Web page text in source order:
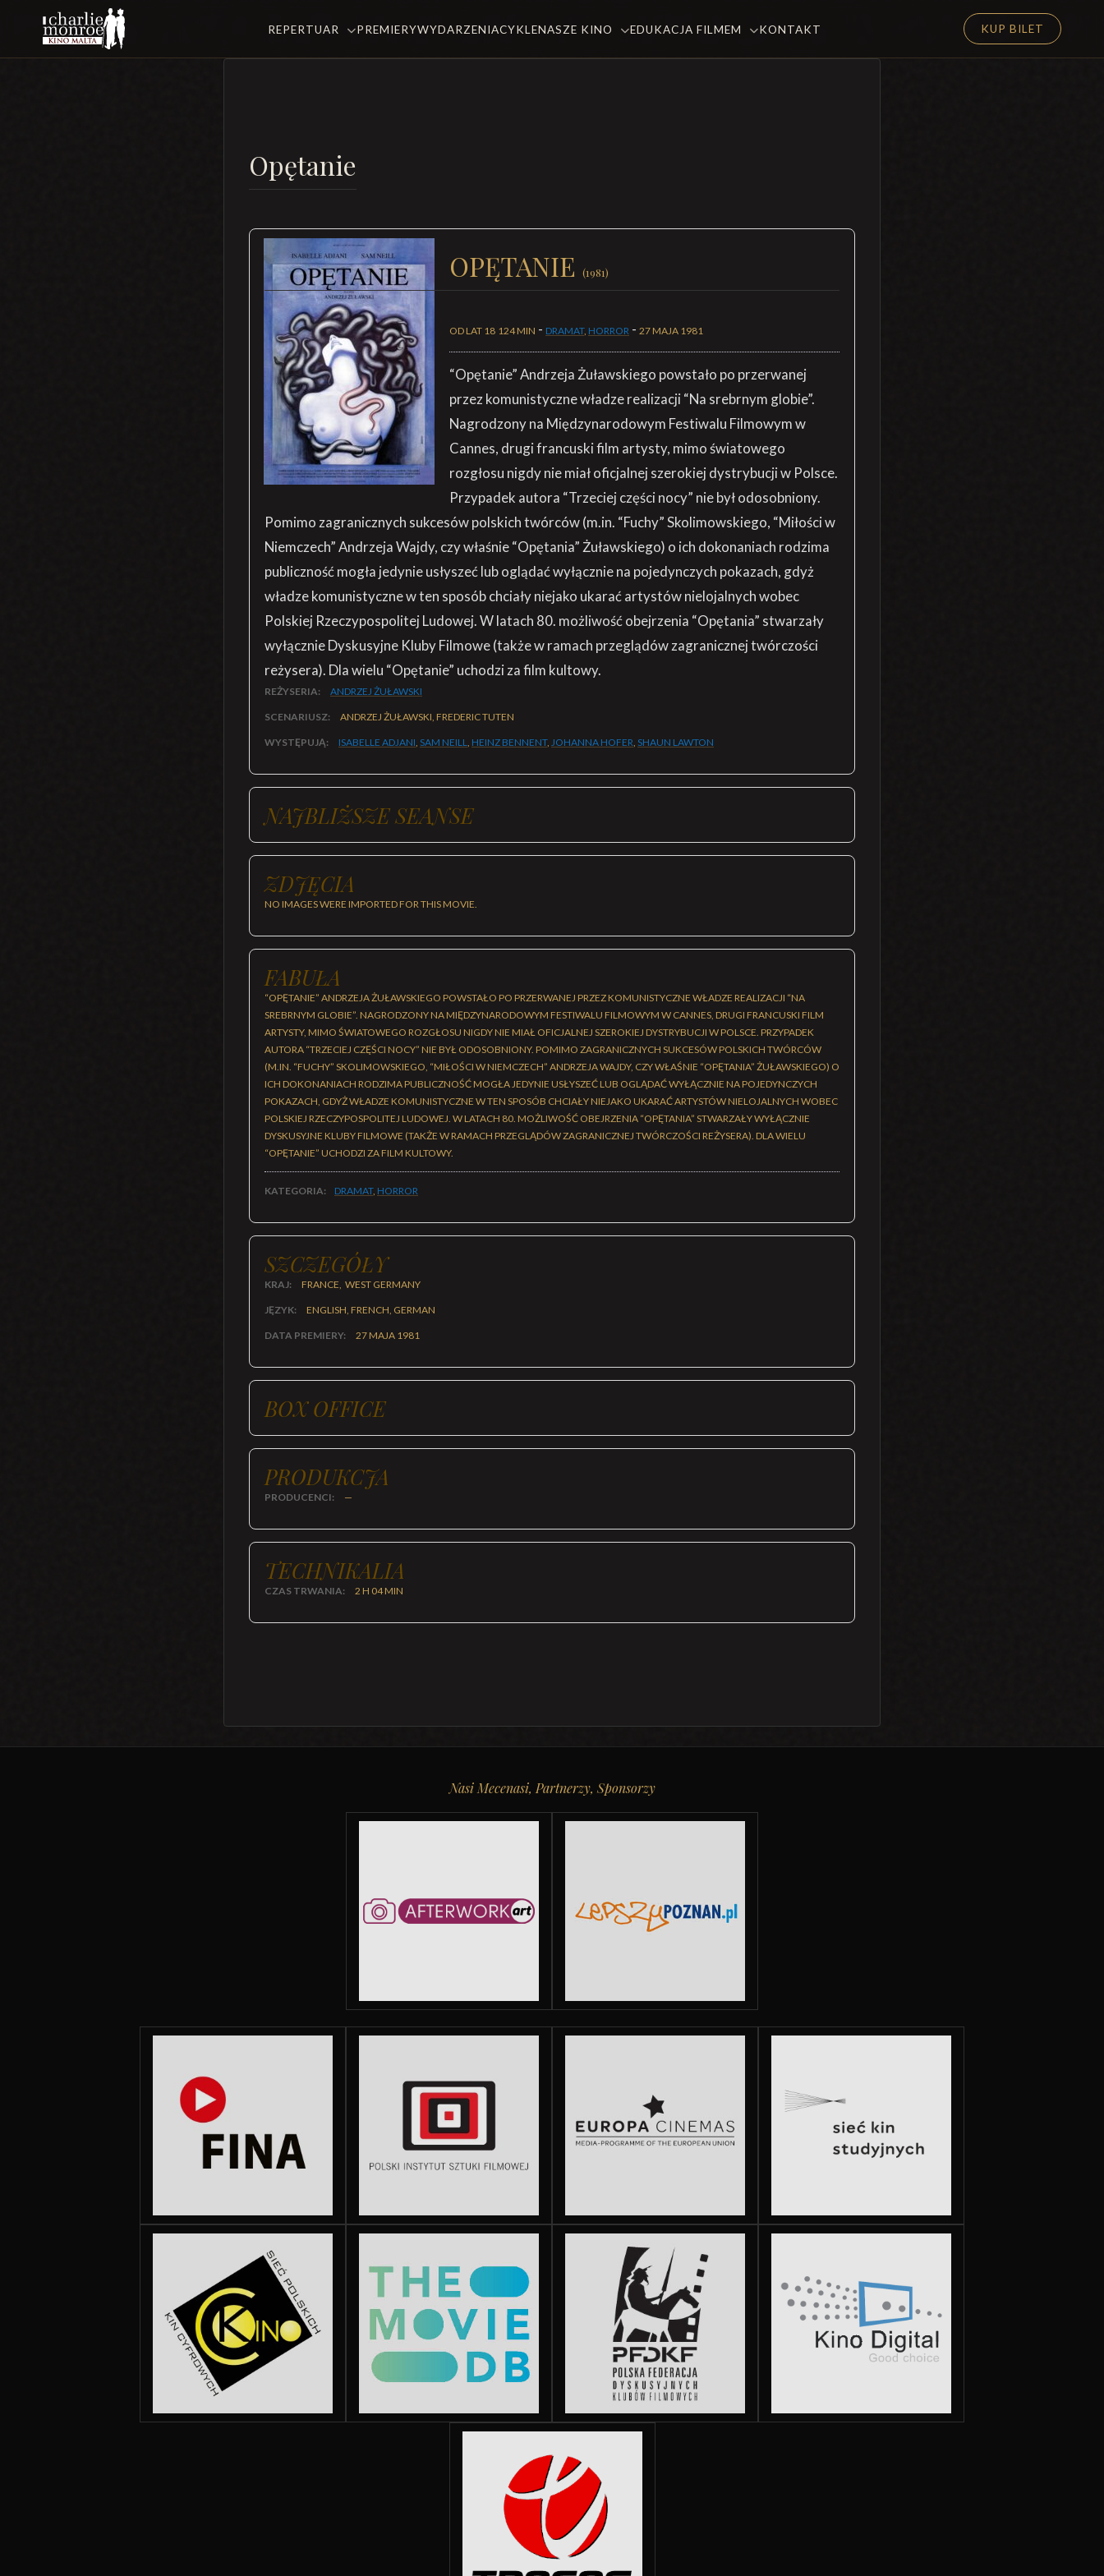
REPERTUAR PREMIERYWYDARZENIACYKLENASZE KINO EDUKACJA FILMEM KONTAKT KUP BILET
Opętanie
OPĘTANIE (1981)
OD LAT 18 124 MIN - DRAMAT, HORROR - 27 MAJA 1981
“Opętanie” Andrzeja Żuławskiego powstało po przerwanej
przez komunistyczne władze realizacji “Na srebrnym globie”.
Nagrodzony na Międzynarodowym Festiwalu Filmowym w
Cannes, drugi francuski film artysty, mimo światowego
rozgłosu nigdy nie miał oficjalnej szerokiej dystrybucji w Polsce.
Przypadek autora “Trzeciej części nocy” nie był odosobniony.
Pomimo zagranicznych sukcesów polskich twórców (m.in. “Fuchy” Skolimowskiego, “Miłości w
Niemczech” Andrzeja Wajdy, czy właśnie “Opętania” Żuławskiego) o ich dokonaniach rodzima
publiczność mogła jedynie usłyszeć lub oglądać wyłącznie na pojedynczych pokazach, gdyż
władze komunistyczne w ten sposób chciały niejako ukarać artystów nielojalnych wobec
Polskiej Rzeczypospolitej Ludowej. W latach 80. możliwość obejrzenia “Opętania” stwarzały
wyłącznie Dyskusyjne Kluby Filmowe (także w ramach przeglądów zagranicznej twórczości
reżysera). Dla wielu “Opętanie” uchodzi za film kultowy.
REŻYSERIA: ANDRZEJ ŻUŁAWSKI
SCENARIUSZ: ANDRZEJ ŻUŁAWSKI, FREDERIC TUTEN
WYSTĘPUJĄ: ISABELLE ADJANI, SAM NEILL, HEINZ BENNENT, JOHANNA HOFER, SHAUN LAWTON
NAJBLIŻSZE SEANSE
ZDJĘCIA
NO IMAGES WERE IMPORTED FOR THIS MOVIE.
FABUŁA
“OPĘTANIE” ANDRZEJA ŻUŁAWSKIEGO POWSTAŁO PO PRZERWANEJ PRZEZ KOMUNISTYCZNE WŁADZE REALIZACJI “NA
SREBRNYM GLOBIE”. NAGRODZONY NA MIĘDZYNARODOWYM FESTIWALU FILMOWYM W CANNES, DRUGI FRANCUSKI FILM
ARTYSTY, MIMO ŚWIATOWEGO ROZGŁOSU NIGDY NIE MIAŁ OFICJALNEJ SZEROKIEJ DYSTRYBUCJI W POLSCE. PRZYPADEK
AUTORA “TRZECIEJ CZĘŚCI NOCY” NIE BYŁ ODOSOBNIONY. POMIMO ZAGRANICZNYCH SUKCESÓW POLSKICH TWÓRCÓW
(M.IN. “FUCHY” SKOLIMOWSKIEGO, “MIŁOŚCI W NIEMCZECH” ANDRZEJA WAJDY, CZY WŁAŚNIE “OPĘTANIA” ŻUŁAWSKIEGO) O
ICH DOKONANIACH RODZIMA PUBLICZNOŚĆ MOGŁA JEDYNIE USŁYSZEĆ LUB OGLĄDAĆ WYŁĄCZNIE NA POJEDYNCZYCH
POKAZACH, GDYŻ WŁADZE KOMUNISTYCZNE W TEN SPOSÓB CHCIAŁY NIEJAKO UKARAĆ ARTYSTÓW NIELOJALNYCH WOBEC
POLSKIEJ RZECZYPOSPOLITEJ LUDOWEJ. W LATACH 80. MOŻLIWOŚĆ OBEJRZENIA “OPĘTANIA” STWARZAŁY WYŁĄCZNIE
DYSKUSYJNE KLUBY FILMOWE (TAKŻE W RAMACH PRZEGLĄDÓW ZAGRANICZNEJ TWÓRCZOŚCI REŻYSERA). DLA WIELU
“OPĘTANIE” UCHODZI ZA FILM KULTOWY.
KATEGORIA: DRAMAT, HORROR
SZCZEGÓŁY
KRAJ: FRANCE, WEST GERMANY
JĘZYK: ENGLISH, FRENCH, GERMAN
DATA PREMIERY: 27 MAJA 1981
BOX OFFICE
PRODUKCJA
PRODUCENCI: —
TECHNIKALIA
CZAS TRWANIA: 2 H 04 MIN
Nasi Mecenasi, Partnerzy, Sponsorzy